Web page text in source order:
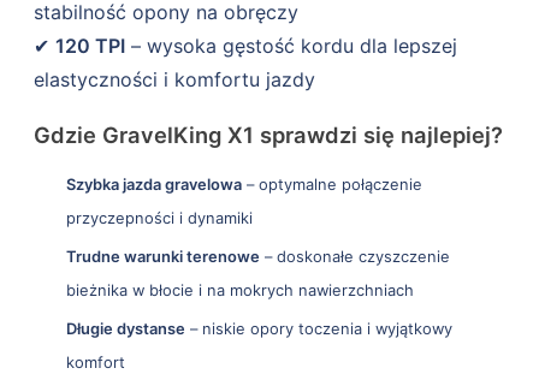
stabilność opony na obręczy
✔ 120 TPI– wysoka gęstość kordu dla lepszej
elastyczności i komfortu jazdy
Gdzie GravelKing X1 sprawdzi się najlepiej?
Szybka jazda gravelowa – optymalne połączenie
przyczepności i dynamiki
Trudne warunki terenowe – doskonałe czyszczenie
bieżnika w błocie i na mokrych nawierzchniach
Długie dystanse – niskie opory toczenia i wyjątkowy
komfort